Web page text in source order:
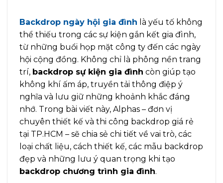
Backdrop ngày hội gia đình là yếu tố không
thể thiếu trong các sự kiện gắn kết gia đình,
từ những buổi họp mặt công ty đến các ngày
hội cộng đồng. Không chỉ là phông nền trang
trí, backdrop sự kiện gia đình còn giúp tạo
không khí ấm áp, truyền tải thông điệp ý
nghĩa và lưu giữ những khoảnh khắc đáng
nhớ. Trong bài viết này, Alphas – đơn vị
chuyên thiết kế và thi công backdrop giá rẻ
tại TP.HCM – sẽ chia sẻ chi tiết về vai trò, các
loại chất liệu, cách thiết kế, các mẫu backdrop
đẹp và những lưu ý quan trọng khi tạo
backdrop chương trình gia đình.